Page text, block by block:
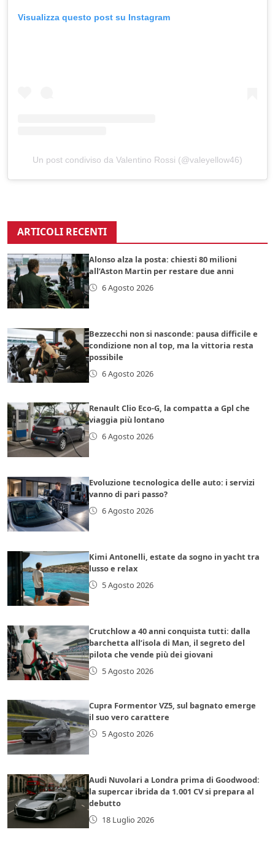
Visualizza questo post su Instagram
Un post condiviso da Valentino Rossi (@valeyellow46)
ARTICOLI RECENTI
Alonso alza la posta: chiesti 80 milioni
all’Aston Martin per restare due anni
6 Agosto 2026
Bezzecchi non si nasconde: pausa difficile e
condizione non al top, ma la vittoria resta
possibile
6 Agosto 2026
Renault Clio Eco-G, la compatta a Gpl che
viaggia più lontano
6 Agosto 2026
Evoluzione tecnologica delle auto: i servizi
vanno di pari passo?
6 Agosto 2026
Kimi Antonelli, estate da sogno in yacht tra
lusso e relax
5 Agosto 2026
Crutchlow a 40 anni conquista tutti: dalla
barchetta all’isola di Man, il segreto del
pilota che vende più dei giovani
5 Agosto 2026
Cupra Formentor VZ5, sul bagnato emerge
il suo vero carattere
5 Agosto 2026
Audi Nuvolari a Londra prima di Goodwood:
la supercar ibrida da 1.001 CV si prepara al
debutto
18 Luglio 2026